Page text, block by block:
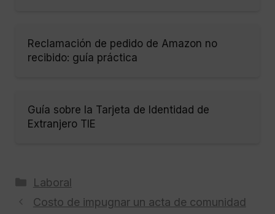
Reclamación de pedido de Amazon no
recibido: guía práctica
Guía sobre la Tarjeta de Identidad de
Extranjero TIE
Categorías
Laboral
Costo de impugnar un acta de comunidad